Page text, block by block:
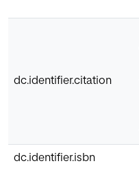
dc.identifier.citation
dc.identifier.isbn